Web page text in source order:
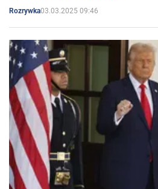
Rozrywka03.03.2025 09:46